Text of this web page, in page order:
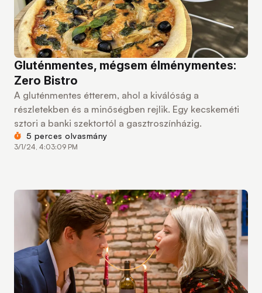
Gluténmentes, mégsem élménymentes:
Zero Bistro
A gluténmentes étterem, ahol a kiválóság a
részletekben és a minőségben rejlik. Egy kecskeméti
sztori a banki szektortól a gasztroszínházig.
5 perces olvasmány
3/1/24, 4:03:09 PM